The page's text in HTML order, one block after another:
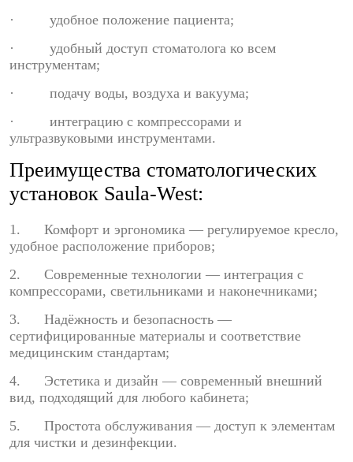
· удобное положение пациента;
· удобный доступ стоматолога ко всем
инструментам;
· подачу воды, воздуха и вакуума;
· интеграцию с компрессорами и
ультразвуковыми инструментами.
Преимущества стоматологических
установок Saula-West:
1. Комфорт и эргономика — регулируемое кресло,
удобное расположение приборов;
2. Современные технологии — интеграция с
компрессорами, светильниками и наконечниками;
3. Надёжность и безопасность —
сертифицированные материалы и соответствие
медицинским стандартам;
4. Эстетика и дизайн — современный внешний
вид, подходящий для любого кабинета;
5. Простота обслуживания — доступ к элементам
для чистки и дезинфекции.